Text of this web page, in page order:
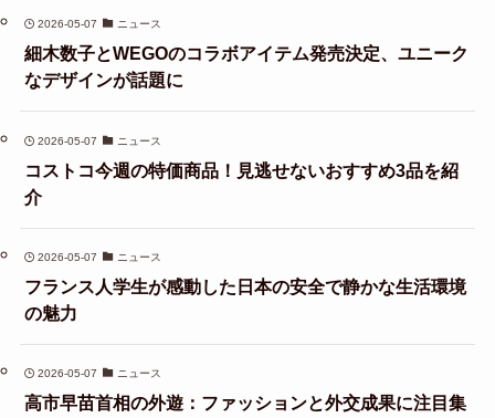
2026-05-07 ニュース
細木数子とWEGOのコラボアイテム発売決定、ユニーク
なデザインが話題に
2026-05-07 ニュース
コストコ今週の特価商品！見逃せないおすすめ3品を紹
介
2026-05-07 ニュース
フランス人学生が感動した日本の安全で静かな生活環境
の魅力
2026-05-07 ニュース
高市早苗首相の外遊：ファッションと外交成果に注目集